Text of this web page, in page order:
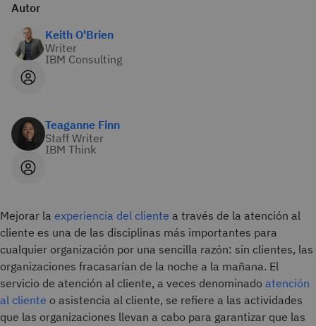
Autor
Keith O'Brien
Writer
IBM Consulting
Teaganne Finn
Staff Writer
IBM Think
Mejorar la experiencia del cliente a través de la atención al
cliente es una de las disciplinas más importantes para
cualquier organización por una sencilla razón: sin clientes, las
organizaciones fracasarían de la noche a la mañana. El
servicio de atención al cliente, a veces denominado atención
al cliente o asistencia al cliente, se refiere a las actividades
que las organizaciones llevan a cabo para garantizar que las